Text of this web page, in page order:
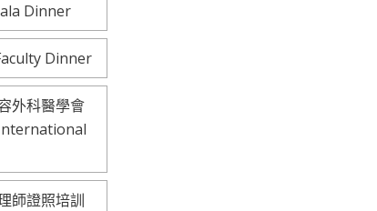
Dinner
Dinner
外科醫學會
師證照培訓